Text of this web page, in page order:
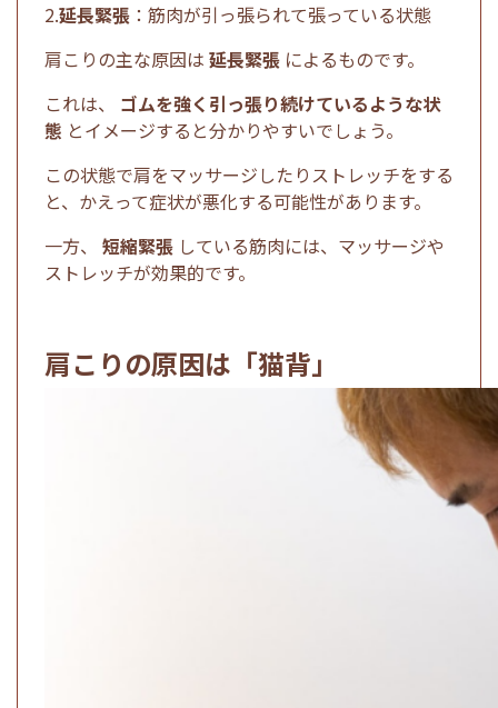
2.延長緊張 ：筋肉が引っ張られて張っている状態
肩こりの主な原因は 延長緊張 によるものです。
これは、 ゴムを強く引っ張り続けているような状
態 とイメージすると分かりやすいでしょう。
この状態で肩をマッサージしたりストレッチをする
と、かえって症状が悪化する可能性があります。
一方、 短縮緊張 している筋肉には、マッサージや
ストレッチが効果的です。
肩こりの原因は「猫背」